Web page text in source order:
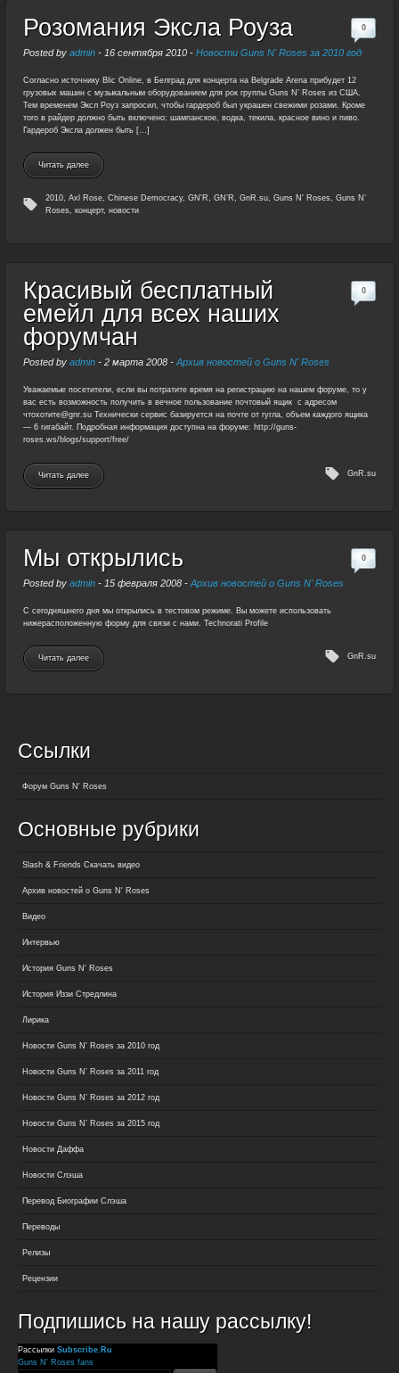
Розомания Эксла Роуза
Posted by admin - 16 сентября 2010 - Новости Guns N' Roses за 2010 год
0
Согласно источнику Blic Online, в Белград для концерта на Belgrade Arena прибудет 12
грузовых машин с музыкальным оборудованием для рок группы Guns N’ Roses из США.
Тем временем Эксл Роуз запросил, чтобы гардероб был украшен свежими розами. Кроме
того в райдер должно быть включено: шампанское, водка, текила, красное вино и пиво.
Гардероб Эксла должен быть […]
Читать далее
2010, Axl Rose, Chinese Democracy, GN'R, GN’R, GnR.su, Guns N' Roses, Guns N’
Roses, концерт, новости
Красивый бесплатный
емейл для всех наших
форумчан
Posted by admin - 2 марта 2008 - Архив новостей о Guns N' Roses
0
Уважаемые посетители, если вы потратите время на регистрацию на нашем форуме, то у
вас есть возможность получить в вечное пользование почтовый ящик с адресом
чтохотите@gnr.su Технически сервис базируется на почте от гугла, объем каждого ящика
— 6 гигабайт. Подробная информация доступна на форуме: http://guns-
roses.ws/blogs/support/free/
Читать далее GnR.su
Мы открылись
Posted by admin - 15 февраля 2008 - Архив новостей о Guns N' Roses
0
С сегодняшнего дня мы открылись в тестовом режиме. Вы можете использовать
нижерасположенную форму для связи с нами. Technorati Profile
Читать далее GnR.su
Ссылки
Форум Guns N' Roses
Основные рубрики
Slash & Friends Скачать видео
Архив новостей о Guns N' Roses
Видео
Интервью
История Guns N' Roses
История Иззи Стредлина
Лирика
Новости Guns N' Roses за 2010 год
Новости Guns N’ Roses за 2011 год
Новости Guns N’ Roses за 2012 год
Новости Guns N’ Roses за 2015 год
Новости Даффа
Новости Слэша
Перевод Биографии Слэша
Переводы
Релизы
Рецензии
Подпишись на нашу рассылку!
Рассылки Subscribe.Ru
Guns N' Roses fans